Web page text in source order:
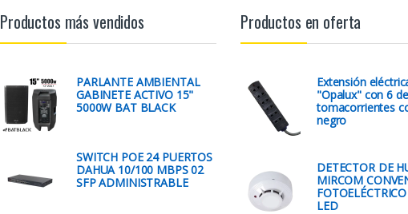
Productos más vendidos
PARLANTE AMBIENTAL
GABINETE ACTIVO 15"
5000W BAT BLACK
SWITCH POE 24 PUERTOS
DAHUA 10/100 MBPS 02
SFP ADMINISTRABLE
Productos en oferta
Extensión
"Opalux" con 6 de
tomacorrientes
negro
DETECTOR DE
MIRCOM
LED